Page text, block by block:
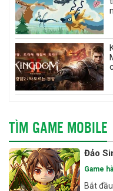
TÌM GAME MOBILE
Đảo
Game
Bắt